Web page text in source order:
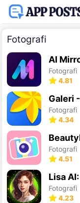
Fotografi
Fotografi
4.81
Fotografi
4.34
Fotografi
4.51
Fotografi
4.23